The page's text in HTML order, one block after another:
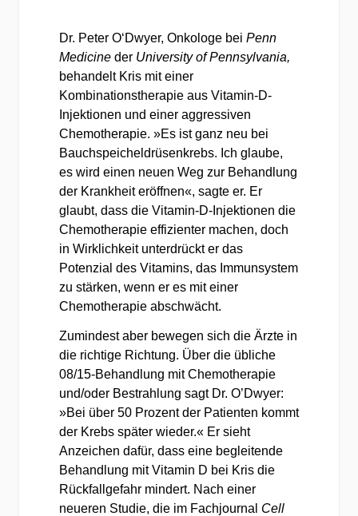
Dr. Peter O‘Dwyer, Onkologe bei Penn
Medicine der University of Pennsylvania,
behandelt Kris mit einer
Kombinationstherapie aus Vitamin-D-
Injektionen und einer aggressiven
Chemotherapie. »Es ist ganz neu bei
Bauchspeicheldrüsenkrebs. Ich glaube,
es wird einen neuen Weg zur Behandlung
der Krankheit eröffnen«, sagte er. Er
glaubt, dass die Vitamin-D-Injektionen die
Chemotherapie effizienter machen, doch
in Wirklichkeit unterdrückt er das
Potenzial des Vitamins, das Immunsystem
zu stärken, wenn er es mit einer
Chemotherapie abschwächt.
Zumindest aber bewegen sich die Ärzte in
die richtige Richtung. Über die übliche
08/15-Behandlung mit Chemotherapie
und/oder Bestrahlung sagt Dr. O’Dwyer:
»Bei über 50 Prozent der Patienten kommt
der Krebs später wieder.« Er sieht
Anzeichen dafür, dass eine begleitende
Behandlung mit Vitamin D bei Kris die
Rückfallgefahr mindert. Nach einer
neueren Studie, die im Fachjournal Cell